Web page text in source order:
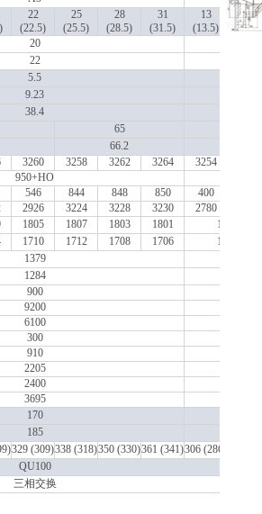
22
(22.5)
25
(25.5)
28
(28.5)
31
(31.5)
13
(13.5)
16
(16.5)
20
22
5.5
9.23
38.4
65
66.2
3260 3258 3262 3264 3254
950+HO
546 844 848 850 400
2926 3224 3228 3230 2780
1805 1807 1803 1801 1813
1710 1712 1708 1706 1718
1379
1284
900
9200
6100
300
910
2205
2400
3695
170
185
329 (309)338 (318)350 (330)361 (341)306 (286)
QU100
三相交换